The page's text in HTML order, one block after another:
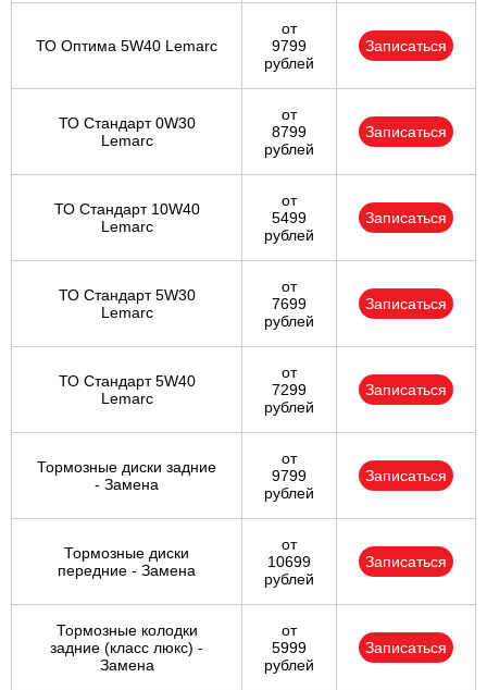
ТО Оптима 5W40 Lemarc
от
9799
рублей
Записаться
ТО Стандарт 0W30
Lemarc
от
8799
рублей
Записаться
ТО Стандарт 10W40
Lemarc
от
5499
рублей
Записаться
ТО Стандарт 5W30
Lemarc
от
7699
рублей
Записаться
ТО Стандарт 5W40
Lemarc
от
7299
рублей
Записаться
Тормозные диски задние
- Замена
от
9799
рублей
Записаться
Тормозные диски
передние - Замена
от
10699
рублей
Записаться
Тормозные колодки
задние (класс люкс) -
Замена
от
5999
рублей
Записаться